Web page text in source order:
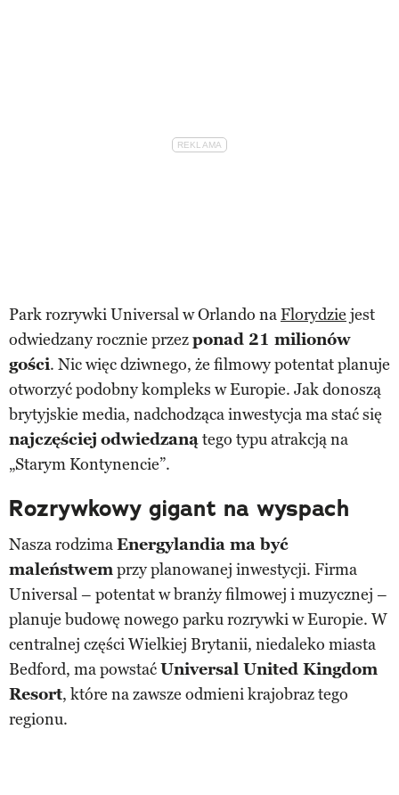
Park rozrywki Universal w Orlando naFlorydzie jest
odwiedzany rocznie przezponad 21 milionów
gości. Nic więc dziwnego, że filmowy potentat planuje
otworzyć podobny kompleks w Europie. Jak donoszą
brytyjskie media, nadchodząca inwestycja ma stać się
najczęściej odwiedzanątego typu atrakcją na
„Starym Kontynencie”.
Rozrywkowy gigant na wyspach
Nasza rodzimaEnergylandia ma być
maleństwemprzy planowanej inwestycji. Firma
Universal – potentat w branży filmowej i muzycznej –
planuje budowę nowego parku rozrywki w Europie. W
centralnej części Wielkiej Brytanii, niedaleko miasta
Bedford, ma powstaćUniversal United Kingdom
Resort, które na zawsze odmieni krajobraz tego
regionu.